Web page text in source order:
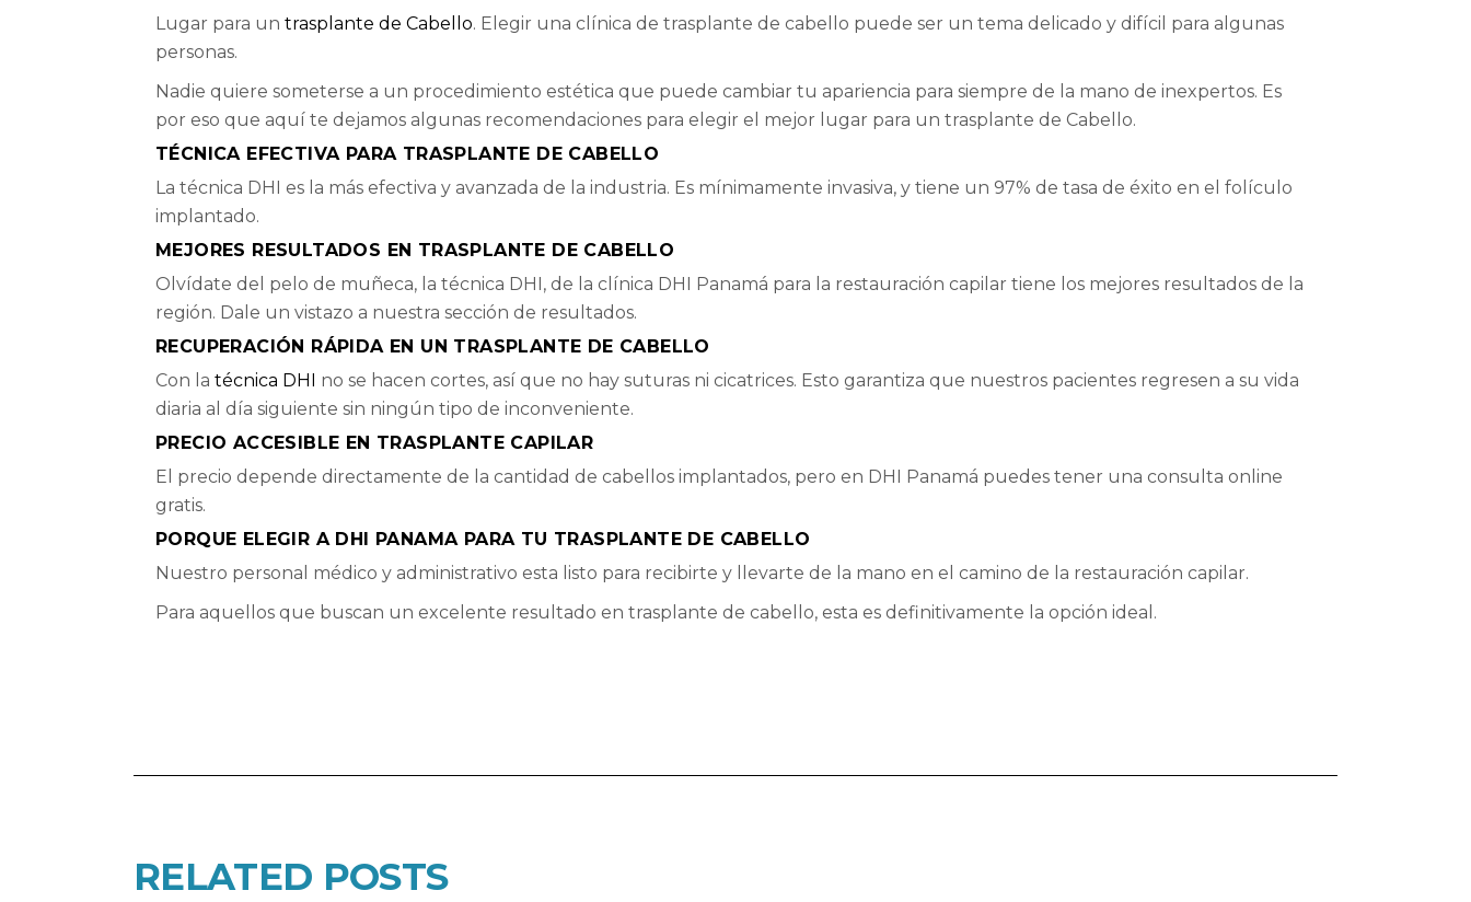
Lugar para un trasplante de Cabello. Elegir una clínica de trasplante de cabello puede ser un tema delicado y difícil para algunas
personas.
Nadie quiere someterse a un procedimiento estética que puede cambiar tu apariencia para siempre de la mano de inexpertos. Es
por eso que aquí te dejamos algunas recomendaciones para elegir el mejor lugar para un trasplante de Cabello.
TÉCNICA EFECTIVA PARA TRASPLANTE DE CABELLO
La técnica DHI es la más efectiva y avanzada de la industria. Es mínimamente invasiva, y tiene un 97% de tasa de éxito en el folículo
implantado.
MEJORES RESULTADOS EN TRASPLANTE DE CABELLO
Olvídate del pelo de muñeca, la técnica DHI, de la clínica DHI Panamá para la restauración capilar tiene los mejores resultados de la
región. Dale un vistazo a nuestra sección de resultados.
RECUPERACIÓN RÁPIDA EN UN TRASPLANTE DE CABELLO
Con la técnica DHI no se hacen cortes, así que no hay suturas ni cicatrices. Esto garantiza que nuestros pacientes regresen a su vida
diaria al día siguiente sin ningún tipo de inconveniente.
PRECIO ACCESIBLE EN TRASPLANTE CAPILAR
El precio depende directamente de la cantidad de cabellos implantados, pero en DHI Panamá puedes tener una consulta online
gratis.
PORQUE ELEGIR A DHI PANAMA PARA TU TRASPLANTE DE CABELLO
Nuestro personal médico y administrativo esta listo para recibirte y llevarte de la mano en el camino de la restauración capilar.
Para aquellos que buscan un excelente resultado en trasplante de cabello, esta es definitivamente la opción ideal.
RELATED POSTS